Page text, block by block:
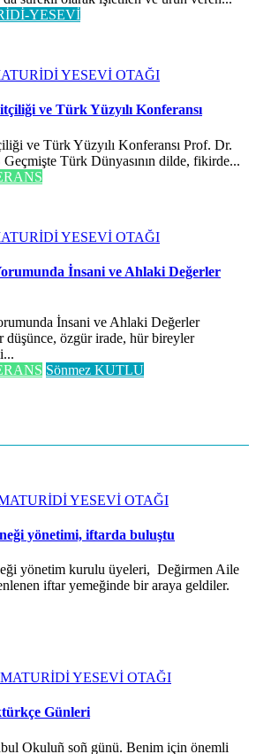
YESEVİ
YESEVİ OTAĞI
ve Türk Yüzyılı Konferansı
ve Türk Yüzyılı Konferansı Prof. Dr.
Türk Dünyasının dilde, fikirde...
YESEVİ OTAĞI
İnsani ve Ahlaki Değerler
İnsani ve Ahlaki Değerler
düşünce, özgür irade, hür bireyler
Sönmez KUTLU
YESEVİ OTAĞI
yönetimi, iftarda buluştu
yönetim kurulu üyeleri, Değirmen Aile
iftar yemeğinde bir araya geldiler.
MATURİDİ YESEVİ OTAĞI
Günleri
Okuluñ soñ günü. Benim için önemli